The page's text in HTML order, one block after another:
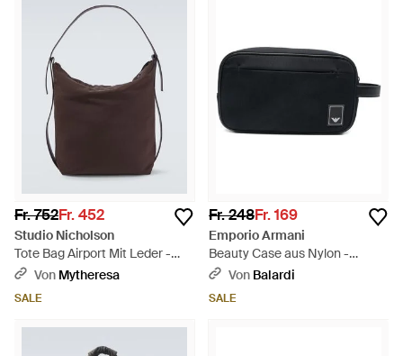
Fr. 752Fr. 452
Studio Nicholson
Tote Bag Airport Mit Leder -
Braun
Von Mytheresa
SALE
Fr. 248Fr. 169
Emporio Armani
Beauty Case aus Nylon -
Schwarz
Von Balardi
SALE